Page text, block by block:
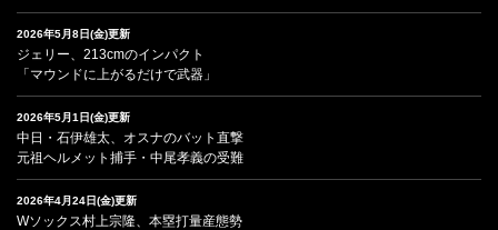
2026年5月8日(金)更新
ジェリー、213cmのインパクト
「マウンドに上がるだけで武器」
2026年5月1日(金)更新
中日・石伊雄太、オスナのバット直撃
元祖ヘルメット捕手・中尾孝義の受難
2026年4月24日(金)更新
Wソックス村上宗隆、本塁打量産態勢